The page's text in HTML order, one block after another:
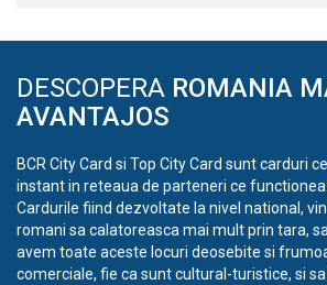
DESCOPERA ROMANIA
AVANTAJOS
BCR City Card si Top City Card sunt carduri
instant in reteaua de parteneri ce
Cardurile fiind dezvoltate la nivel national,
romani sa calatoreasca mai mult prin tara,
avem toate aceste locuri deosebite si
comerciale, fie ca sunt cultural-turistice, si